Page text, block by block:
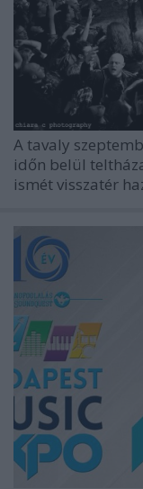
A tavaly
időn belül
ismét visszatér